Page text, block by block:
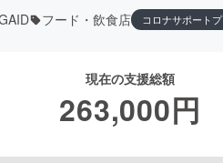
フード・飲食店 コロナサポート
現在の支援総額
263,000円